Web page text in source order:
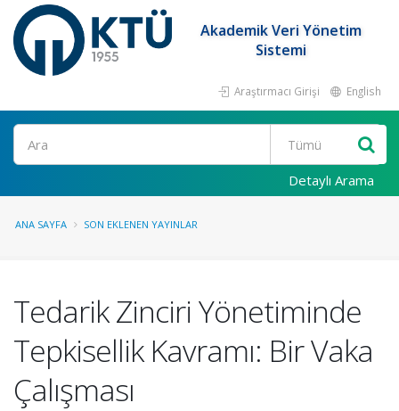
Akademik Veri Yönetim
Sistemi
Araştırmacı Girişi English
Ara
Detaylı Arama
ANA SAYFA SON EKLENEN YAYINLAR
Tedarik Zinciri Yönetiminde
Tepkisellik Kavramı: Bir Vaka
Çalışması